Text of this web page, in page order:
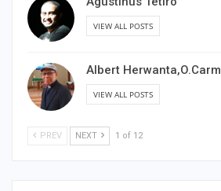
Agustinus Tetiro
VIEW ALL POSTS
Albert Herwanta,O.Carm
VIEW ALL POSTS